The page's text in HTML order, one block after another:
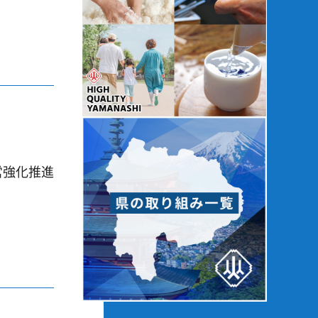
化推進